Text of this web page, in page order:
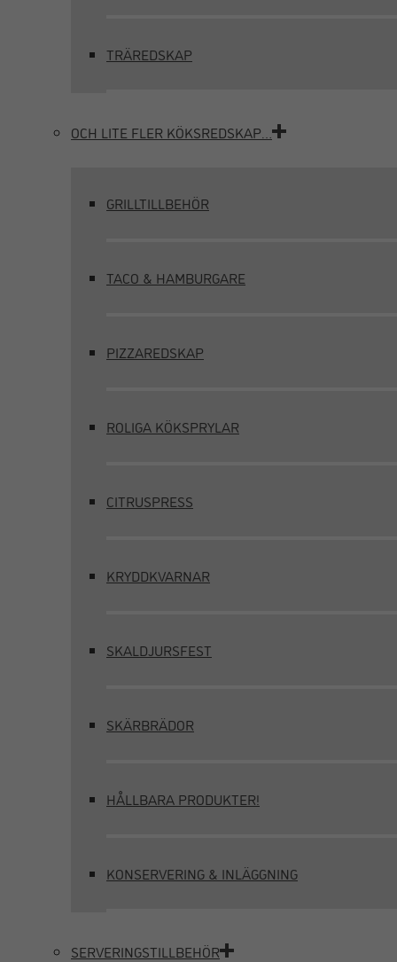
TRÄREDSKAP
OCH LITE FLER KÖKSREDSKAP…
GRILLTILLBEHÖR
TACO & HAMBURGARE
PIZZAREDSKAP
ROLIGA KÖKSPRYLAR
CITRUSPRESS
KRYDDKVARNAR
SKALDJURSFEST
SKÄRBRÄDOR
HÅLLBARA PRODUKTER!
KONSERVERING & INLÄGGNING
SERVERINGSTILLBEHÖR